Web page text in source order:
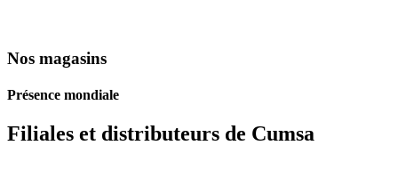
Nos magasins
Présence mondiale
Filiales et distributeurs de Cumsa